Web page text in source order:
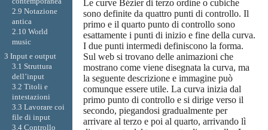
Le curve Bézier di terzo ordine o cubiche
sono definite da quattro punti di controllo. Il
primo e il quarto punto di controllo sono
esattamente i punti di inizio e fine della curva.
I due punti intermedi definiscono la forma.
Sul web si trovano delle animazioni che
mostrano come viene disegnata la curva, ma
la seguente descrizione e immagine può
comunque essere utile. La curva inizia dal
primo punto di controllo e si dirige verso il
secondo, piegandosi gradualmente per
arrivare al terzo e poi al quarto, arrivando lì
2.9 Notazione
antica
2.10 World
music
3 Input e output
3.1 Struttura
dell’input
3.2 Titoli e
intestazioni
3.3 Lavorare coi
file di input
3.4 Controllo